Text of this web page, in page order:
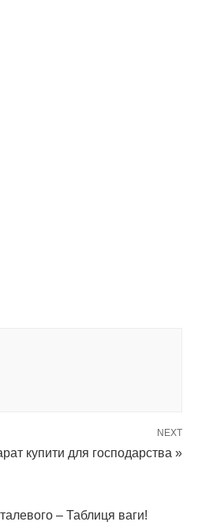
NEXT
купити для господарства »
– Таблиця ваги!